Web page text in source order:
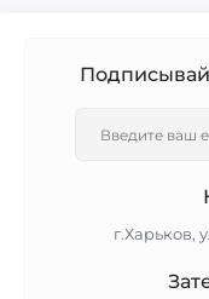
г.Харьков,